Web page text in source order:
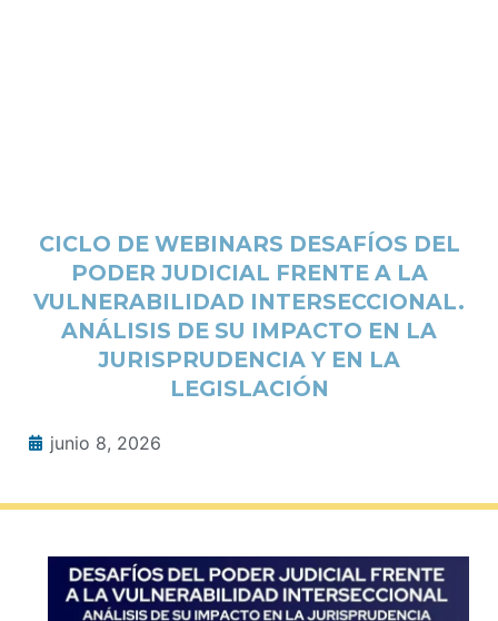
CICLO DE WEBINARS DESAFÍOS DEL
PODER JUDICIAL FRENTE A LA
VULNERABILIDAD INTERSECCIONAL.
ANÁLISIS DE SU IMPACTO EN LA
JURISPRUDENCIA Y EN LA
LEGISLACIÓN
junio 8, 2026